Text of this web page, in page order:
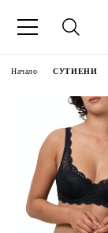
Начало СУТИЕНИ